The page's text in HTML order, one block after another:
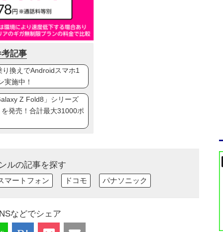
記事
換えでAndroidスマホ1
実施中！
Z Fold8」シリーズ
発売！合計最大31000ポ
ルの記事を探す
マートフォン ドコモ パナソニック
などでシェア